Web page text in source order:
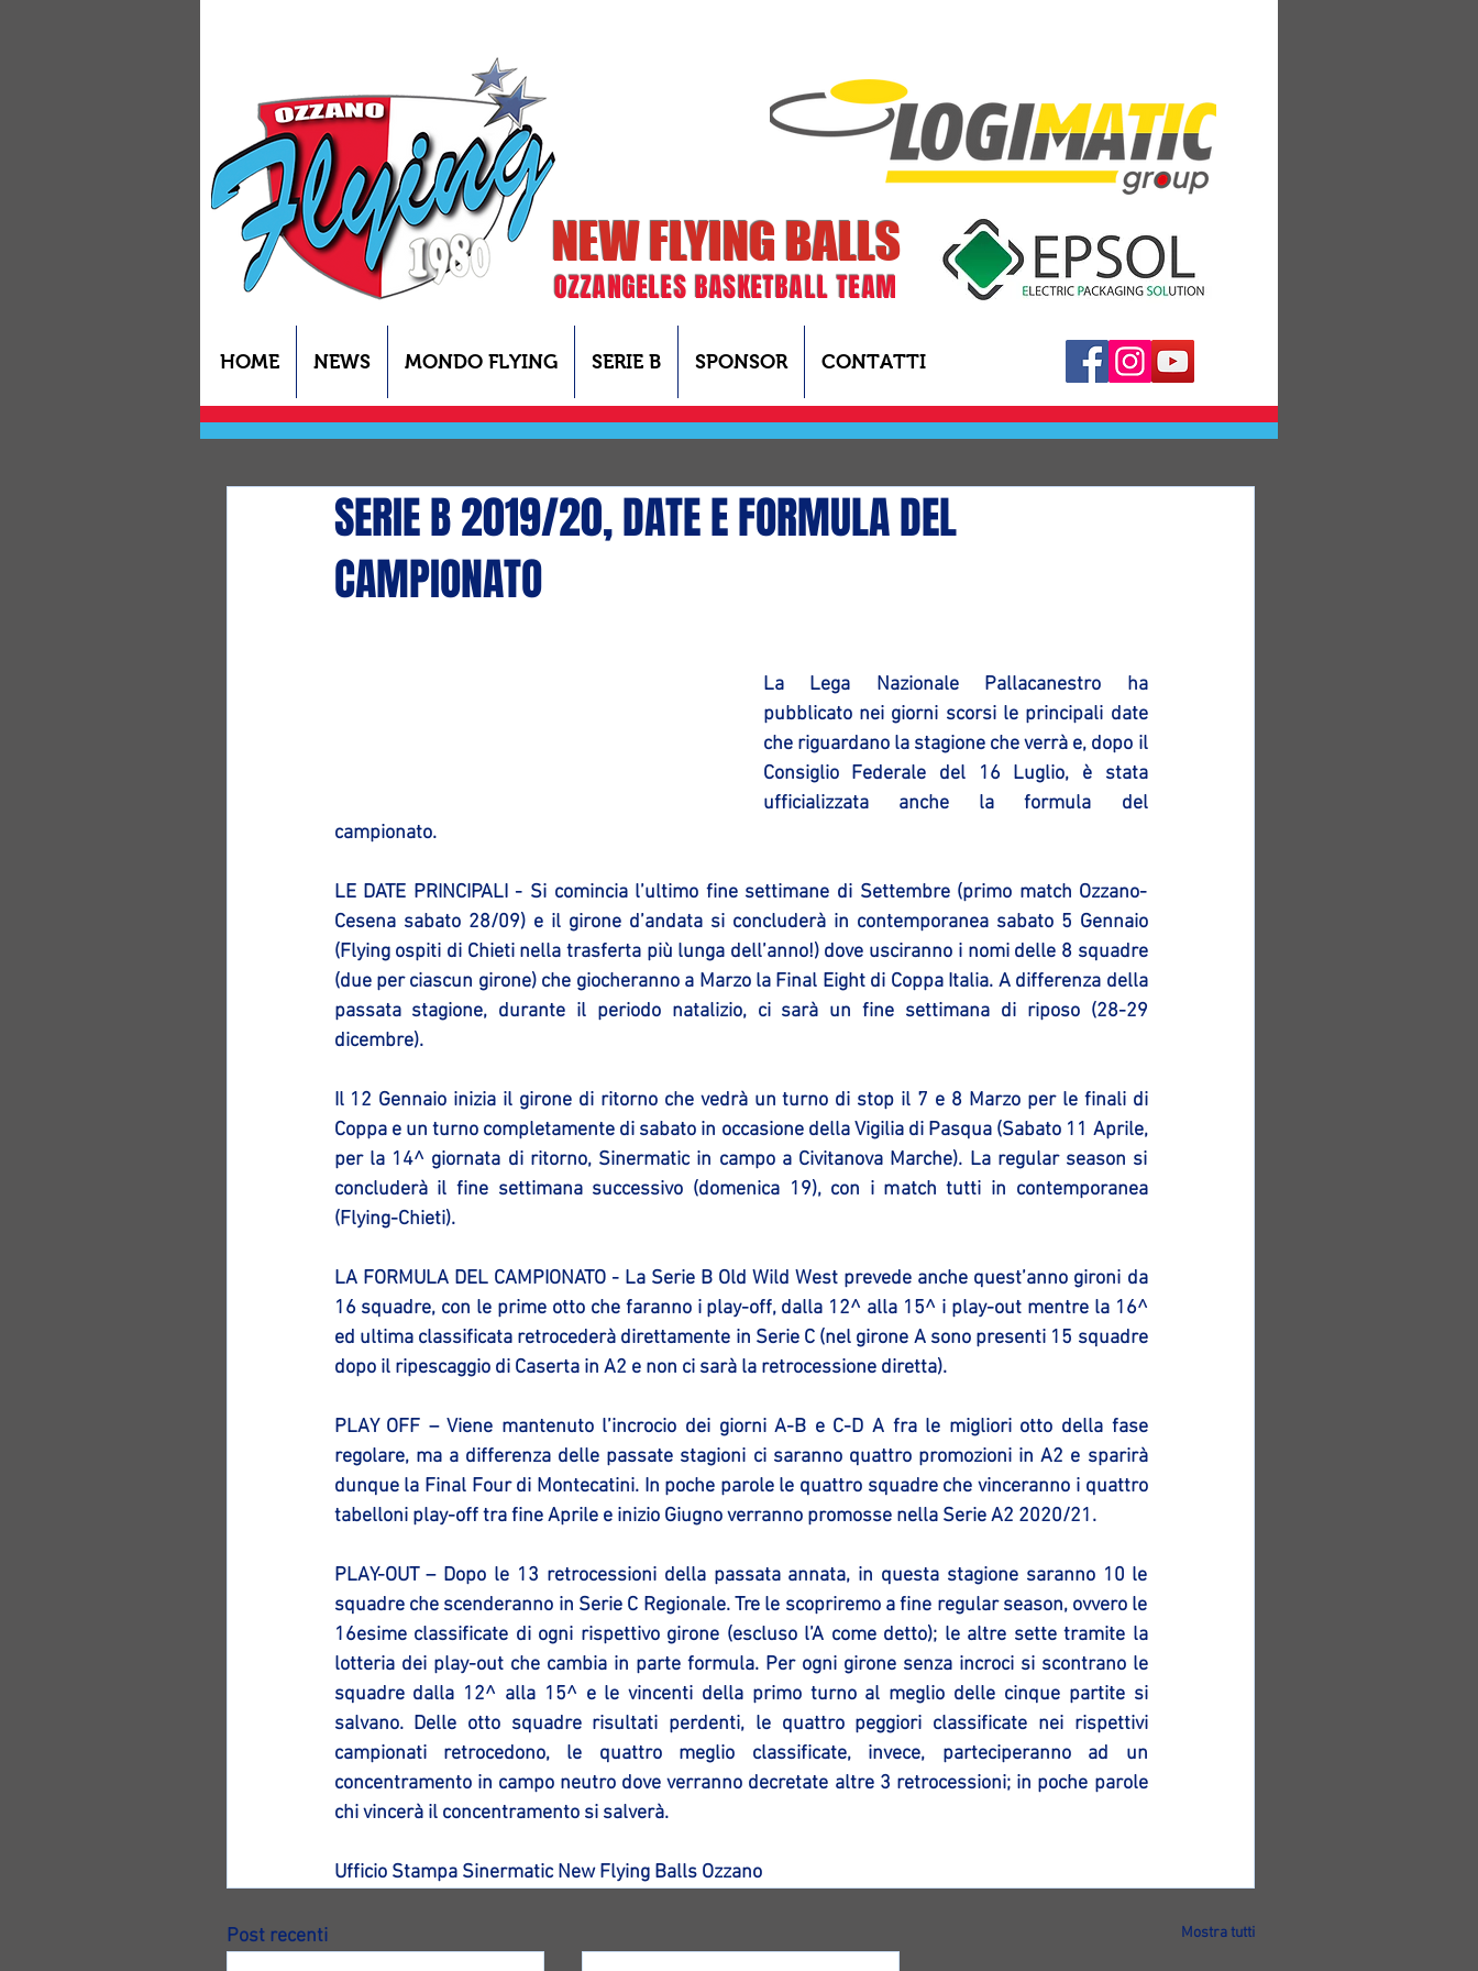
NEW FLYING BALLS
OZZANGELES BASKETBALL TEAM
HOME NEWS MONDO FLYING SERIE B SPONSOR CONTATTI
SERIE B 2019/20, DATE E FORMULA DEL
CAMPIONATO
La Lega Nazionale Pallacanestro ha
pubblicato nei giorni scorsi le principali date
che riguardano la stagione che verrà e, dopo il
Consiglio Federale del 16 Luglio, è stata
ufficializzata anche la formula del
campionato.
LE DATE PRINCIPALI - Si comincia l’ultimo fine settimane di Settembre (primo match Ozzano-
Cesena sabato 28/09) e il girone d’andata si concluderà in contemporanea sabato 5 Gennaio
(Flying ospiti di Chieti nella trasferta più lunga dell’anno!) dove usciranno i nomi delle 8 squadre
(due per ciascun girone) che giocheranno a Marzo la Final Eight di Coppa Italia. A differenza della
passata stagione, durante il periodo natalizio, ci sarà un fine settimana di riposo (28-29
dicembre).
Il 12 Gennaio inizia il girone di ritorno che vedrà un turno di stop il 7 e 8 Marzo per le finali di
Coppa e un turno completamente di sabato in occasione della Vigilia di Pasqua (Sabato 11 Aprile,
per la 14^ giornata di ritorno, Sinermatic in campo a Civitanova Marche). La regular season si
concluderà il fine settimana successivo (domenica 19), con i match tutti in contemporanea
(Flying-Chieti).
LA FORMULA DEL CAMPIONATO - La Serie B Old Wild West prevede anche quest’anno gironi da
16 squadre, con le prime otto che faranno i play-off, dalla 12^ alla 15^ i play-out mentre la 16^
ed ultima classificata retrocederà direttamente in Serie C (nel girone A sono presenti 15 squadre
dopo il ripescaggio di Caserta in A2 e non ci sarà la retrocessione diretta).
PLAY OFF – Viene mantenuto l’incrocio dei giorni A-B e C-D A fra le migliori otto della fase
regolare, ma a differenza delle passate stagioni ci saranno quattro promozioni in A2 e sparirà
dunque la Final Four di Montecatini. In poche parole le quattro squadre che vinceranno i quattro
tabelloni play-off tra fine Aprile e inizio Giugno verranno promosse nella Serie A2 2020/21.
PLAY-OUT – Dopo le 13 retrocessioni della passata annata, in questa stagione saranno 10 le
squadre che scenderanno in Serie C Regionale. Tre le scopriremo a fine regular season, ovvero le
16esime classificate di ogni rispettivo girone (escluso l’A come detto); le altre sette tramite la
lotteria dei play-out che cambia in parte formula. Per ogni girone senza incroci si scontrano le
squadre dalla 12^ alla 15^ e le vincenti della primo turno al meglio delle cinque partite si
salvano. Delle otto squadre risultati perdenti, le quattro peggiori classificate nei rispettivi
campionati retrocedono, le quattro meglio classificate, invece, parteciperanno ad un
concentramento in campo neutro dove verranno decretate altre 3 retrocessioni; in poche parole
chi vincerà il concentramento si salverà.
Ufficio Stampa Sinermatic New Flying Balls Ozzano
Post recenti Mostra tutti